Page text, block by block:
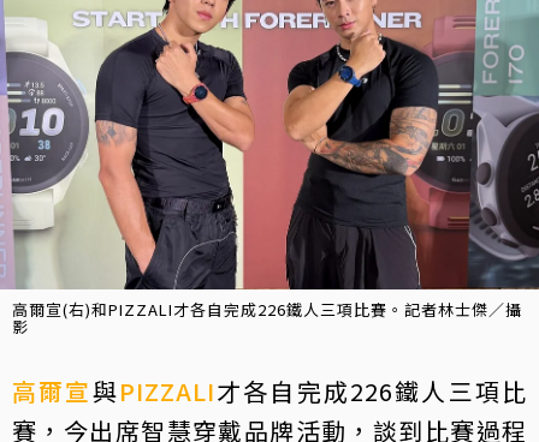
高爾宣(右)和PIZZALI才各自完成226鐵人三項比賽。記者林士傑／攝
影
高爾宣與PIZZALI才各自完成226鐵人三項比
賽，今出席智慧穿戴品牌活動，談到比賽過程